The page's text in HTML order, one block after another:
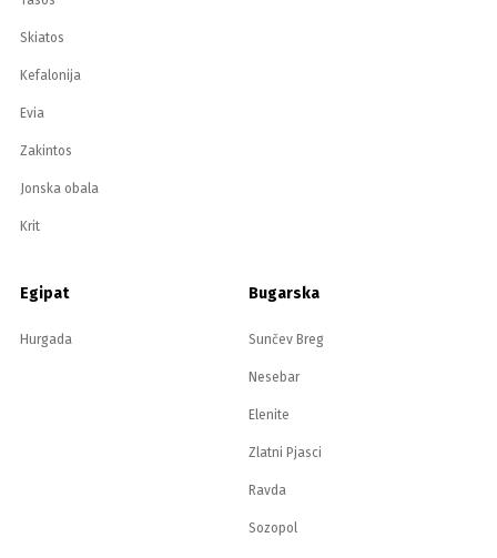
Skiatos
Kefalonija
Evia
Zakintos
Jonska obala
Krit
Egipat
Hurgada
Bugarska
Sunčev Breg
Nesebar
Elenite
Zlatni Pjasci
Ravda
Sozopol